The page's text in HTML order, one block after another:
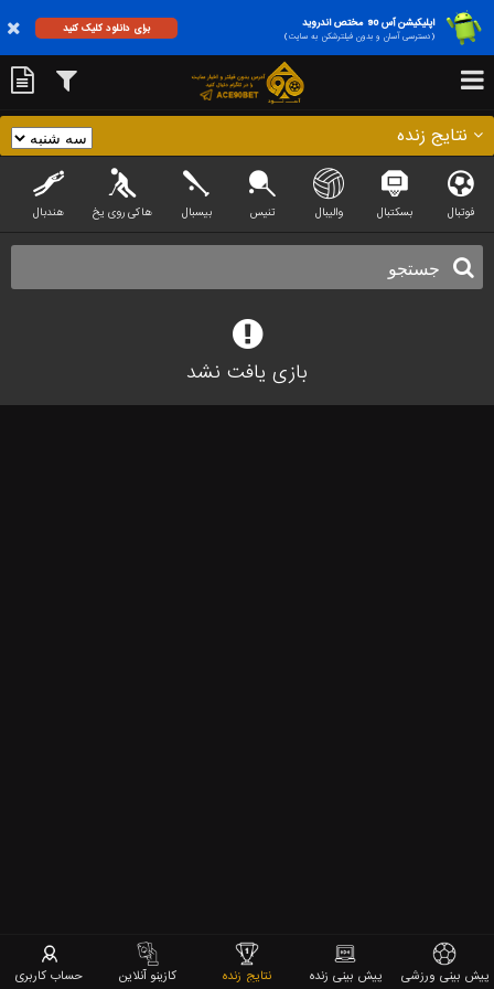
اپلیکیشن آس 90 مختص اندروید
(دسترسی آسان و بدون فیلترشکن به سایت)
برای دانلود کلیک کنید
نتایج زنده
فوتبال بسکتبال والیبال تنیس بیسبال هاکی روی یخ هندبال
بازی یافت نشد
پیش بینی ورزشی پیش بینی زنده نتایج زنده کازینو آنلاین حساب کاربری